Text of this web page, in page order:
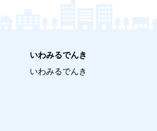
いわみるでんき
いわみるでんき